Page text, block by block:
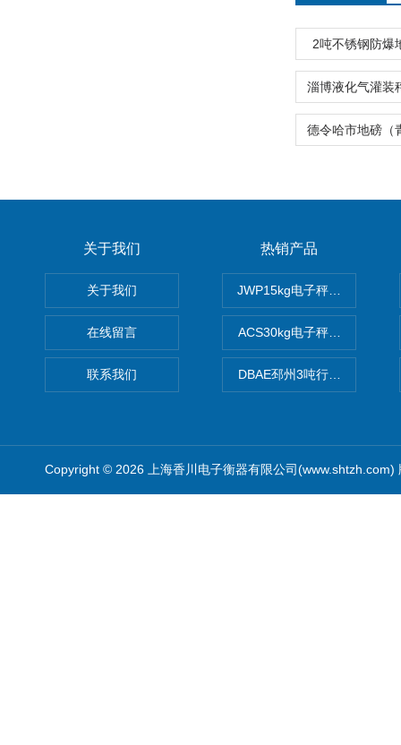
2吨不锈钢防爆
关于我们
关于我们
在线留言
联系我们
热销产品
JWP15kg电子秤价格,15公
ACS30kg电子秤价格,30公
DBAE邳州3吨行车电子吊秤
Copyright © 2026 上海香川电子衡器有限公司(www.shtzh.com)